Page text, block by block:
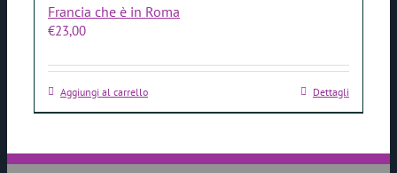
Francia che è in Roma
€23,00
Aggiungi al carrello Dettagli